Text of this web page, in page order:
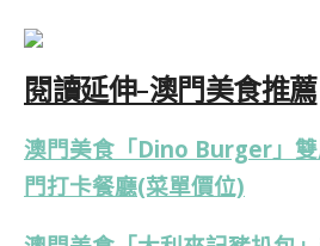
閱讀延伸-澳門美食推薦
澳門美食「Dino Burger」
門打卡餐廳(菜單價位)